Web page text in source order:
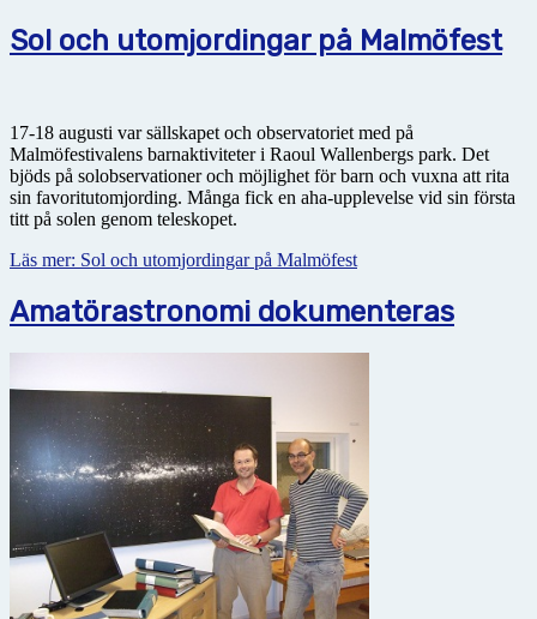
Sol och utomjordingar på Malmöfest
17-18 augusti var sällskapet och observatoriet med på
Malmöfestivalens barnaktiviteter i Raoul Wallenbergs park. Det
bjöds på solobservationer och möjlighet för barn och vuxna att rita
sin favoritutomjording. Många fick en aha-upplevelse vid sin första
titt på solen genom teleskopet.
Läs mer: Sol och utomjordingar på Malmöfest
Amatörastronomi dokumenteras